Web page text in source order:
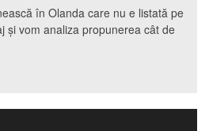
în Olanda care nu e listată pe
și vom analiza propunerea cât de